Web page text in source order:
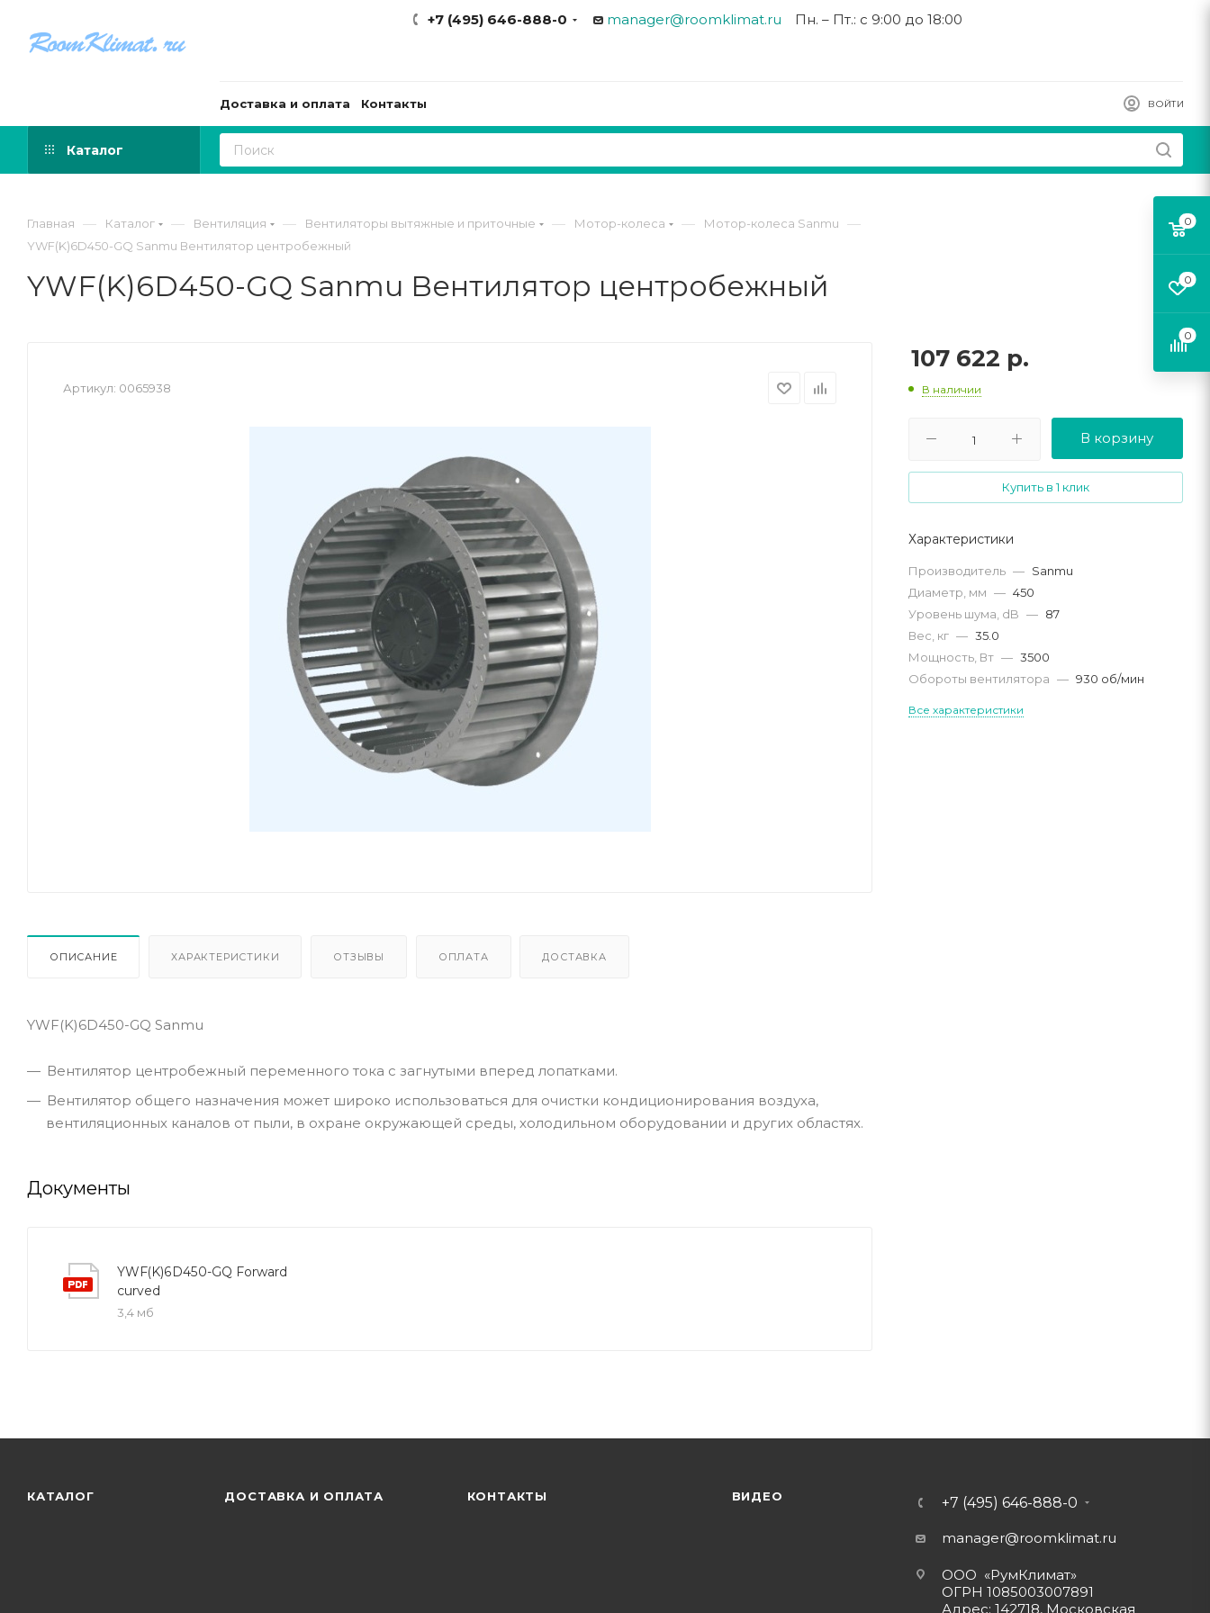
+7 (495) 646-888-0 manager@roomklimat.ru Пн. – Пт.: с 9:00 до 18:00
ВОЙТИ
Доставка и оплата Контакты
Каталог
Главная — Каталог — Вентиляция — Вентиляторы вытяжные и приточные — Мотор-колеса — Мотор-колеса Sanmu —
YWF(K)6D450-GQ Sanmu Вентилятор центробежный
YWF(K)6D450-GQ Sanmu Вентилятор центробежный
Артикул: 0065938
ОПИСАНИЕ ХАРАКТЕРИСТИКИ ОТЗЫВЫ ОПЛАТА ДОСТАВКА
YWF(K)6D450-GQ Sanmu
Вентилятор центробежный переменного тока с загнутыми вперед лопатками.
Вентилятор общего назначения может широко использоваться для очистки кондиционирования воздуха,
вентиляционных каналов от пыли, в охране окружающей среды, холодильном оборудовании и других областях.
Документы
YWF(K)6D450-GQ Forward
curved
3,4 мб
107 622 р.
В наличии
В корзину
Купить в 1 клик
Характеристики
Производитель — Sanmu
Диаметр, мм — 450
Уровень шума, dB — 87
Вес, кг — 35.0
Мощность, Вт — 3500
Обороты вентилятора — 930 об/мин
Все характеристики
КАТАЛОГ ДОСТАВКА И ОПЛАТА КОНТАКТЫ ВИДЕО +7 (495) 646-888-0
manager@roomklimat.ru
ООО «РумКлимат»
ОГРН 1085003007891
Адрес: 142718, Московская
0
0
0